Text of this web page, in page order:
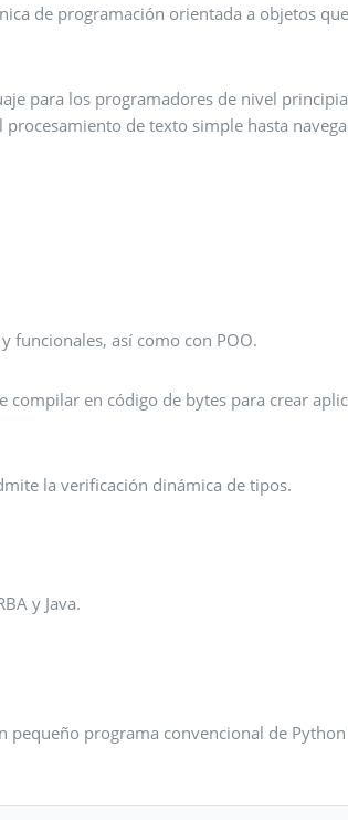
de programación orientada a objetos
para los programadores de nivel
de texto simple hasta
funcionales, así como con POO.
en código de bytes para crear
la verificación dinámica de tipos.
y Java.
pequeño programa convencional de